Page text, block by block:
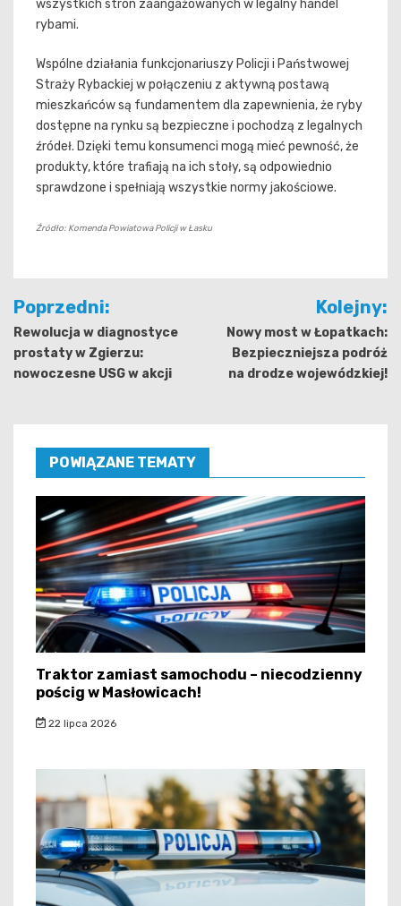
wszystkich stron zaangażowanych w legalny handel
rybami.
Wspólne działania funkcjonariuszy Policji i Państwowej
Straży Rybackiej w połączeniu z aktywną postawą
mieszkańców są fundamentem dla zapewnienia, że ryby
dostępne na rynku są bezpieczne i pochodzą z legalnych
źródeł. Dzięki temu konsumenci mogą mieć pewność, że
produkty, które trafiają na ich stoły, są odpowiednio
sprawdzone i spełniają wszystkie normy jakościowe.
Źródło: Komenda Powiatowa Policji w Łasku
Nawigacja
wpisu
Poprzedni:
Rewolucja w diagnostyce
prostaty w Zgierzu:
nowoczesne USG w akcji
Kolejny:
Nowy most w Łopatkach:
Bezpieczniejsza podróż
na drodze wojewódzkiej!
POWIĄZANE TEMATY
Traktor zamiast samochodu – niecodzienny
pościg w Masłowicach!
22 lipca 2026